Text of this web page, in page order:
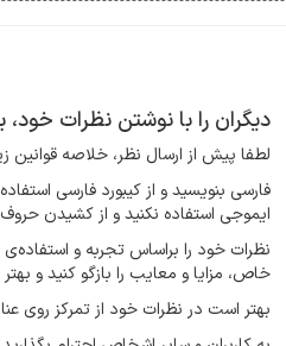
دیگران را با نوشتن نظرات
لطفا پیش از ارسال نظر، خلاصه قوانین
ایموجی استفاده نکنید و از کشیدن
نظرات خود را براساس تجربه و
خاص، مزایا و معایب را بازگو کنید و
بهتر است در نظرات خود از تمرکز روی